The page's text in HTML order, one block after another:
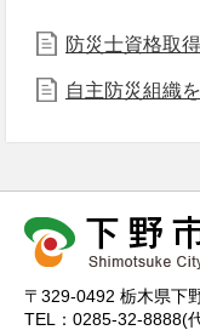
防災士資格取
自主防災組織
〒329-0492 栃木県下
TEL：0285-32-8888(